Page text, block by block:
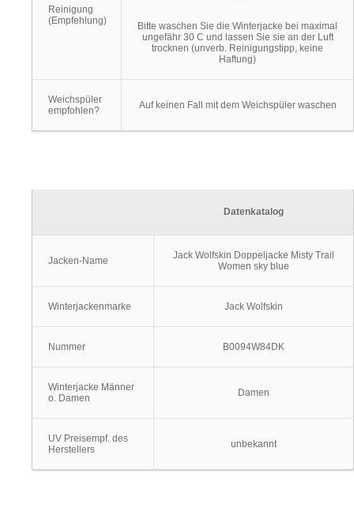
Reinigung
(Empfehlung)
Bitte waschen Sie die Winterjacke bei maximal
ungefähr 30 C und lassen Sie sie an der Luft
trocknen (unverb. Reinigungstipp, keine
Haftung)
Weichspüler
empfohlen?
Auf keinen Fall mit dem Weichspüler waschen
Datenkatalog
Jacken-Name
Jack Wolfskin Doppeljacke Misty Trail
Women sky blue
Winterjackenmarke Jack Wolfskin
Nummer B0094W84DK
Winterjacke Männer
o. Damen
Damen
UV Preisempf. des
Herstellers
unbekannt